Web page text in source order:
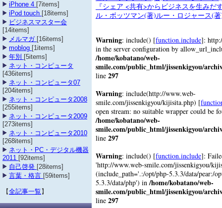
『シェア <共有>からビジネスを生みだ
ル・ボッツマン(著)ルー・ロジャース(
Warning: include() [function.include]:
in the server configuration by
/home/kobatano/web-
smile.com/public_html/jissenkigyou/
line 297
Warning: include(http://www.web-
smile.com/jissenkigyou/kijisita.php) [
open stream: no suitable wrapper could be
/home/kobatano/web-
smile.com/public_html/jissenkigyou/
line 297
Warning: include() [function.include]:
'http://www.web-smile.com/jissenkigyou/
(include_path='.:/opt/php-5.3.3/data/pear:/
5.3.3/data/php') in /home/kobatano/web-
smile.com/public_html/jissenkigyou/
line 297
iPhone 4 [7items]
iPod touch [18items]
ビジネスマスター会
[14items]
メルマガ [16items]
moblog [1items]
年別 [5items]
ネット・コンピュータ
[436items]
ネット・コンピュータ07
[204items]
ネット・コンピュータ2008
[255items]
ネット・コンピュータ2009
[273items]
ネット・コンピュータ2010
[268items]
ネット・PC・デジタル機器
2011 [92items]
自己啓発 [28items]
言葉・格言 [59items]
【全記事一覧 】